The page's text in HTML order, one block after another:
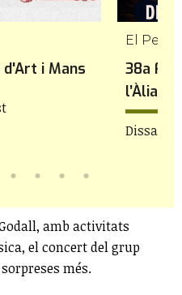
i Mans
El
38a
l’Àlia
Dissabte
amb activitats
el concert del grup
més.